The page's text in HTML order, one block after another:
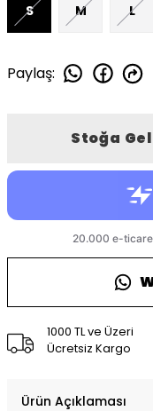
S M L
Paylaş:
Stoğa
1000 TL ve Üzeri
Ücretsiz Kargo
Ürün Açıklaması